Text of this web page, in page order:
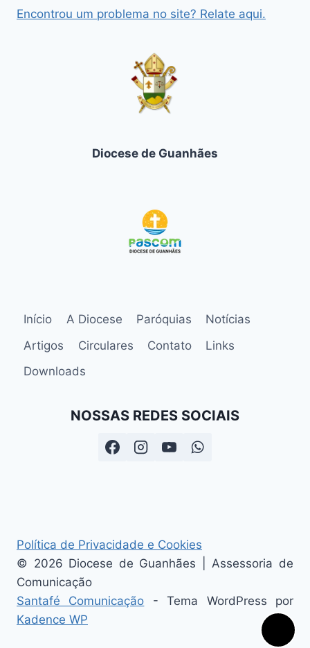
Encontrou um problema no site? Relate aqui.
Diocese de Guanhães
Início A Diocese Paróquias
Notícias
Artigos
Circulares Contato
Links
Downloads
NOSSAS REDES SOCIAIS
Política de Privacidade e Cookies
© 2026 Diocese de Guanhães | Assessoria de
Comunicação
Santafé Comunicação - Tema WordPress por
Kadence WP